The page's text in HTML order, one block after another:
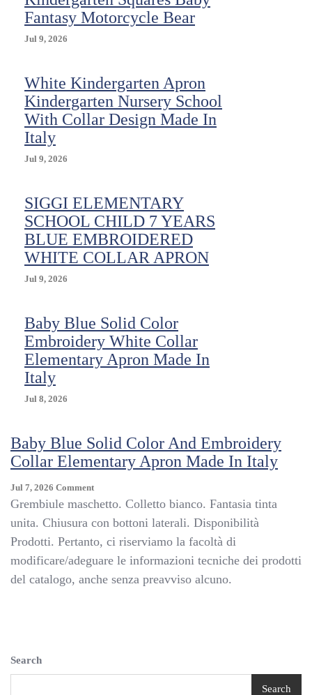
Fantasy Motorcycle Bear
Jul 9, 2026
White Kindergarten Apron
Kindergarten Nursery School
With Collar Design Made In
Italy
Jul 9, 2026
SIGGI ELEMENTARY
SCHOOL CHILD 7 YEARS
BLUE EMBROIDERED
WHITE COLLAR APRON
Jul 9, 2026
Baby Blue Solid Color
Embroidery White Collar
Elementary Apron Made In
Italy
Jul 8, 2026
Baby Blue Solid Color And Embroidery
Collar Elementary Apron Made In Italy
Jul 7, 2026 CommentOn
Baby
Solid
Color
And
Collar
Grembiule maschetto. Colletto bianco. Fantasia tinta
unita. Chiusura con bottoni laterali. Disponibilità
Prodotti. Pertanto, ci riserviamo la facoltà di
modificare/adeguare le informazioni tecniche dei prodotti
del catalogo, anche senza preavviso alcuno.
Search
Search